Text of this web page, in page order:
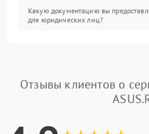
Какую документацию вы
для юридических лиц?
Отзывы клиентов о